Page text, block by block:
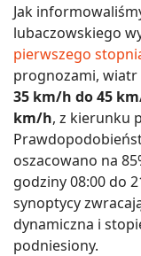
Jak
lubaczowskiego
pierwszego
prognozami, wiatr
35 km/h do 45
km/h, z kierunku
oszacowano na
godziny 08:00 do
synoptycy
dynamiczna i
podniesiony.